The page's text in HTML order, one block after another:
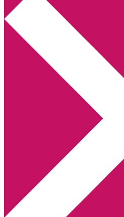
Annikas litteratur- och kulturblogg
Deckare, kriminalromaner, thrillers
Hem
Boktolva
Författarfemman
Kontakt
Webbshop Amazon
Utskriftscentralen
Min tv-blogg
You are here:Home Archives for
Rockbandet Naked
helt album med Jack